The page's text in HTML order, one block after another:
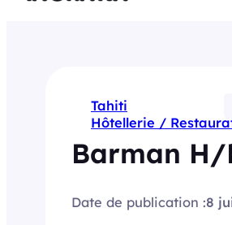
Tahiti
Hôtellerie /
Barman H/
Date de publication :8